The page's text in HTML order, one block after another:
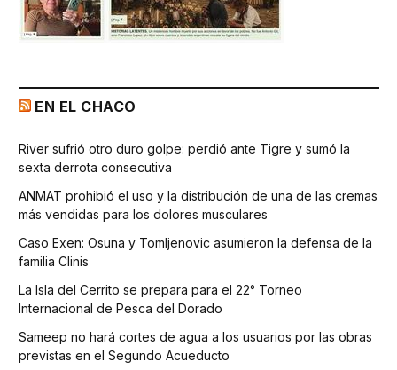
EN EL CHACO
River sufrió otro duro golpe: perdió ante Tigre y sumó la
sexta derrota consecutiva
ANMAT prohibió el uso y la distribución de una de las cremas
más vendidas para los dolores musculares
Caso Exen: Osuna y Tomljenovic asumieron la defensa de la
familia Clinis
La Isla del Cerrito se prepara para el 22° Torneo
Internacional de Pesca del Dorado
Sameep no hará cortes de agua a los usuarios por las obras
previstas en el Segundo Acueducto